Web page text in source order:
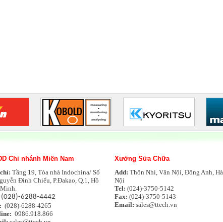
Chi nhánh Miền Nam
Tầng 19, Tòa nhà Indochina/ Số
Đình Chiểu, P.Đakao, Q.1, Hồ
(028)-6288-4442
(028)-6288-4265
0986.918.866
Xưởng Sửa Chữa
Add: Thôn Nhì, Vân Nội, Đông Anh, Hà
Nội
Tel: (024)-3750-5142
Fax: (024)-3750-5143
Email: sales@ttech.vn